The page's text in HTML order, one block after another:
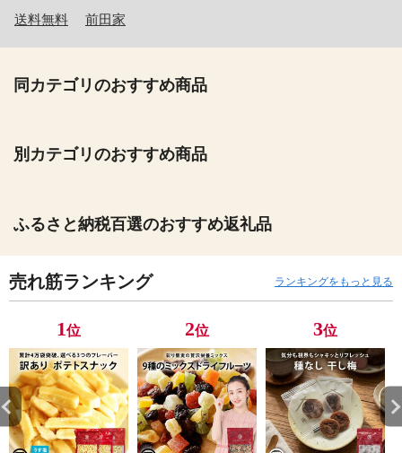
送料無料 前田家
同カテゴリのおすすめ商品
別カテゴリのおすすめ商品
ふるさと納税百選のおすすめ返礼品
売れ筋ランキング ランキングをもっと見る
1位 2位 3位